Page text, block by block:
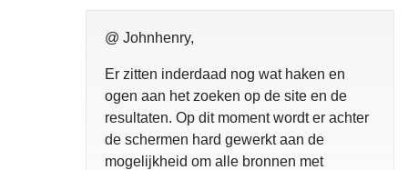
@ Johnhenry,
Er zitten inderdaad nog wat haken en
ogen aan het zoeken op de site en de
resultaten. Op dit moment wordt er achter
de schermen hard gewerkt aan de
mogelijkheid om alle bronnen met